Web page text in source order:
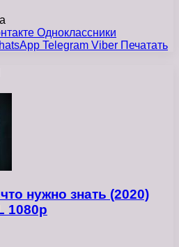
Одноклассники
Telegram Viber Печатать
нужно знать (2020)
1080p